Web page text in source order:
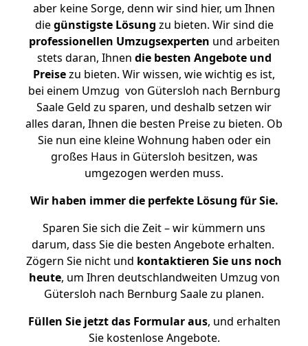
aber keine Sorge, denn wir sind hier, um Ihnen
diegünstigste Lösung zu bieten. Wir sind die
professionellen Umzugsexperten und arbeiten
stets daran, Ihnen die besten Angebote und
Preisezu bieten. Wir wissen, wie wichtig es ist,
bei einem Umzug von Gütersloh nach Bernburg
Saale Geld zu sparen, und deshalb setzen wir
alles daran, Ihnen die besten Preise zu bieten. Ob
Sie nun eine kleine Wohnung haben oder ein
großes Haus in Gütersloh besitzen, was
umgezogen werden muss.
Wir haben immer die perfekte Lösung für Sie.
Sparen Sie sich die Zeit – wir kümmern uns
darum, dass Sie die besten Angebote erhalten.
Zögern Sie nicht und kontaktieren Sie uns noch
heute, um Ihren deutschlandweiten Umzug von
Gütersloh nach Bernburg Saale zu planen.
Füllen Sie jetzt das Formular aus, und erhalten
Sie kostenlose Angebote.